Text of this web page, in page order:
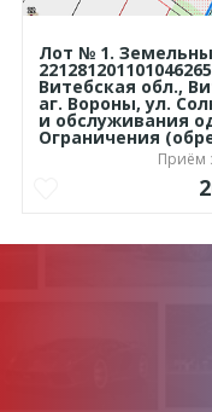
Лот № 1.
Витебская обл.,
аг. Вороны, ул.
и обслуживания
Ограничения
Приём